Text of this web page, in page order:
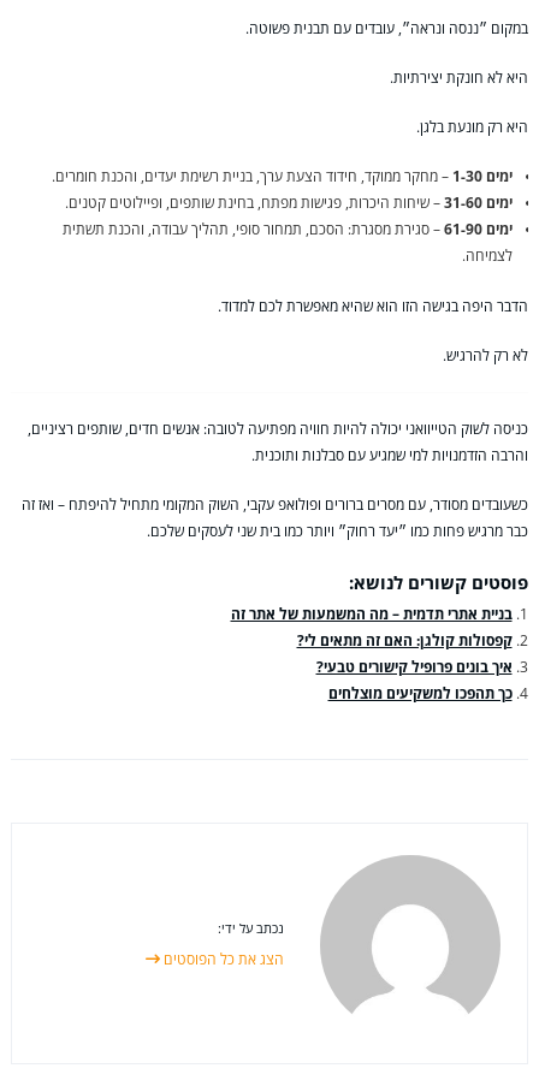
במקום ״ננסה ונראה״, עובדים עם תבנית פשוטה.
היא לא חונקת יצירתיות.
היא רק מונעת בלגן.
ימים 1-30
– מחקר ממוקד, חידוד הצעת ערך, בניית רשימת יעדים, והכנת חומרים.
ימים 31-60
– שיחות היכרות, פגישות מפתח, בחינת שותפים, ופיילוטים קטנים.
ימים 61-90
– סגירת מסגרת: הסכם, תמחור סופי, תהליך עבודה, והכנת תשתית
לצמיחה.
הדבר היפה בגישה הזו הוא שהיא מאפשרת לכם למדוד.
לא רק להרגיש.
כניסה לשוק הטייוואני יכולה להיות חוויה מפתיעה לטובה: אנשים חדים, שותפים רציניים,
והרבה הזדמנויות למי שמגיע עם סבלנות ותוכנית.
כשעובדים מסודר, עם מסרים ברורים ופולואפ עקבי, השוק המקומי מתחיל להיפתח – ואז זה
כבר מרגיש פחות כמו ״יעד רחוק״ ויותר כמו בית שני לעסקים שלכם.
פוסטים קשורים לנושא:
בניית אתרי תדמית – מה המשמעות של אתר זה
קפסולות קולגן: האם זה מתאים לי?
איך בונים פרופיל קישורים טבעי?
כך תהפכו למשקיעים מוצלחים
נכתב על ידי:
הצג את כל הפוסטים